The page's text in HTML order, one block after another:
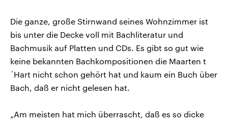
Die ganze, große Stirnwand seines Wohnzimmer ist
bis unter die Decke voll mit Bachliteratur und
Bachmusik auf Platten und CDs. Es gibt so gut wie
keine bekannten Bachkompositionen die Maarten t
´Hart nicht schon gehört hat und kaum ein Buch über
Bach, daß er nicht gelesen hat.
„Am meisten hat mich überrascht, daß es so dicke